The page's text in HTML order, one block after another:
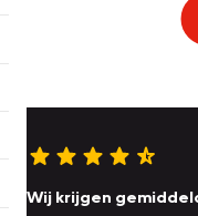
Wij krijgen